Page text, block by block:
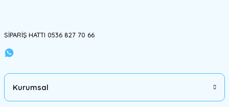
SİPARİŞ HATTI 0536 827 70 66
Kurumsal